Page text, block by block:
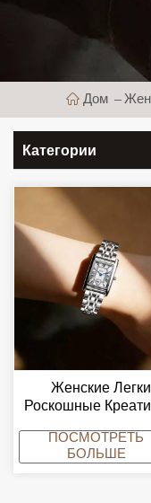
Дом
Категории
Женские
Роскошные
Цифрами,
ПОСМОТРЕТЬ
БОЛЬШЕ